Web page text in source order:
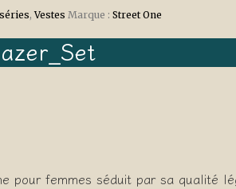
,Vestes Marque : Street One
pour femmes séduit par sa qualité